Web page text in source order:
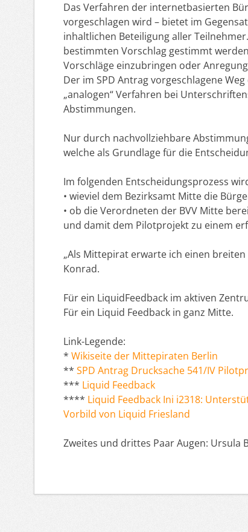
Das Verfahren der internetbasierten
vorgeschlagen wird – bietet im
inhaltlichen Beteiligung aller
bestimmten Vorschlag gestimmt
Vorschläge einzubringen oder
Der im SPD Antrag vorgeschlagene
„analogen“ Verfahren bei
Abstimmungen.
Nur durch nachvollziehbare
welche als Grundlage für die
Im folgenden Entscheidungsprozess
• wieviel dem Bezirksamt Mitte die
• ob die Verordneten der BVV Mitte
und damit dem Pilotprojekt zu einem
„Als Mittepirat erwarte ich einen
Konrad.
Für ein LiquidFeedback im aktiven
Für ein Liquid Feedback in ganz Mitte.
Link-Legende:
* Wikiseite der Mittepiraten Berlin
** SPD Antrag Drucksache 541/IV
*** Liquid Feedback
**** Liquid Feedback Ini i2318:
Vorbild von Liquid Friesland
Zweites und drittes Paar Augen: Ursula